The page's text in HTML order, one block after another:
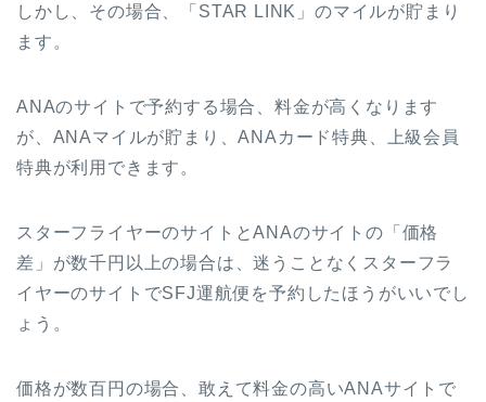
しかし、その場合、「STAR LINK」のマイルが貯まり
ます。
ANAのサイトで予約する場合、料金が高くなります
が、ANAマイルが貯まり、ANAカード特典、上級会員
特典が利用できます。
スターフライヤーのサイトとANAのサイトの「価格
差」が数千円以上の場合は、迷うことなくスターフラ
イヤーのサイトでSFJ運航便を予約したほうがいいでし
ょう。
価格が数百円の場合、敢えて料金の高いANAサイトで